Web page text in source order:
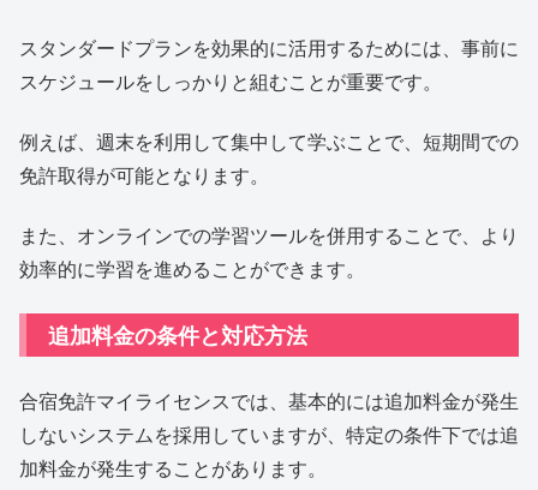
スタンダードプランを効果的に活用するためには、事前に
スケジュールをしっかりと組むことが重要です。
例えば、週末を利用して集中して学ぶことで、短期間での
免許取得が可能となります。
また、オンラインでの学習ツールを併用することで、より
効率的に学習を進めることができます。
追加料金の条件と対応方法
合宿免許マイライセンスでは、基本的には追加料金が発生
しないシステムを採用していますが、特定の条件下では追
加料金が発生することがあります。